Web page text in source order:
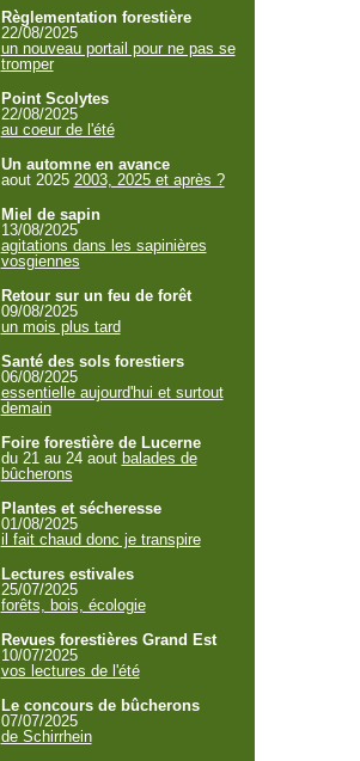
Règlementation forestière
22/08/2025
un nouveau portail pour ne pas se
tromper
Point Scolytes
22/08/2025
au coeur de l'été
Un automne en avance
aout 2025 2003, 2025 et après ?
Miel de sapin
13/08/2025
agitations dans les sapinières
vosgiennes
Retour sur un feu de forêt
09/08/2025
un mois plus tard
Santé des sols forestiers
06/08/2025
essentielle aujourd'hui et surtout
demain
Foire forestière de Lucerne
du 21 au 24 aout balades de
bûcherons
Plantes et sécheresse
01/08/2025
il fait chaud donc je transpire
Lectures estivales
25/07/2025
forêts, bois, écologie
Revues forestières Grand Est
10/07/2025
vos lectures de l'été
Le concours de bûcherons
07/07/2025
de Schirrhein